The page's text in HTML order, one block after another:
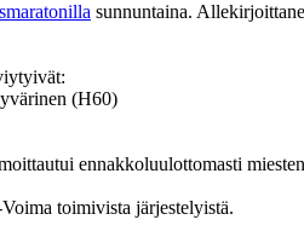
sunnuntaina.
(H60)
ennakkoluulottomasti
toimivista järjestelyistä.